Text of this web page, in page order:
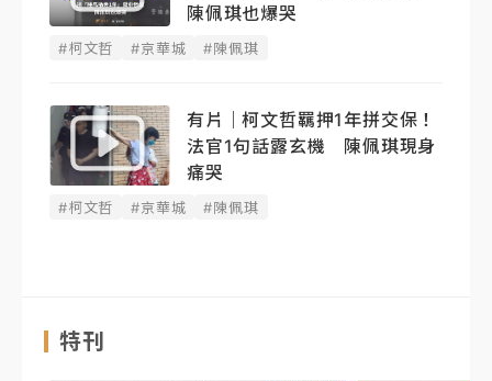
陳佩琪也爆哭
#柯文哲 #京華城 #陳佩琪
有片｜柯文哲羈押1年拼交保！
法官1句話露玄機 陳佩琪現身
痛哭
#柯文哲 #京華城 #陳佩琪
特刊